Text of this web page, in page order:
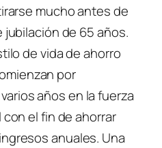
mucho antes de
de 65 años.
de vida de ahorro
por
años en la fuerza
el fin de ahorrar
anuales. Una